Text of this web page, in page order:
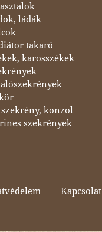
ládák
takaró
karosszékek
szekrény, konzol
szekrények
Kapcsolat